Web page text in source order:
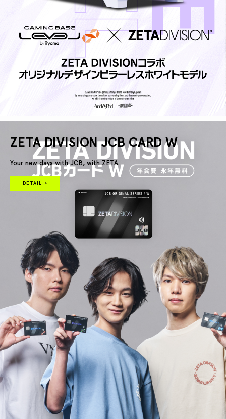
ZETA DIVISION JCB CARD W
Your new days with JCB, with ZETA.
DETAIL >